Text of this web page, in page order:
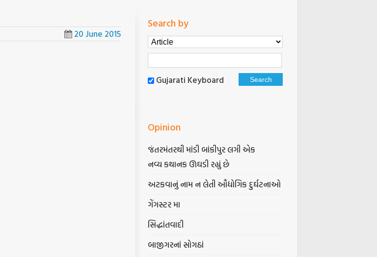
20 June 2015
Search by
Gujarati Keyboard
Opinion
જંતરમંતરથી માંડી બાંકીપુર લગી એક
નવ્ય કથાનક ઊઘડી રહ્યું છે
અટકવાનું નામ ન લેતી ઔદ્યોગિક દુર્ઘટનાઓ
ગેંગસ્ટર મા
સિદ્ધાંતવાદી
બાજીગરનાં સોગઠાં